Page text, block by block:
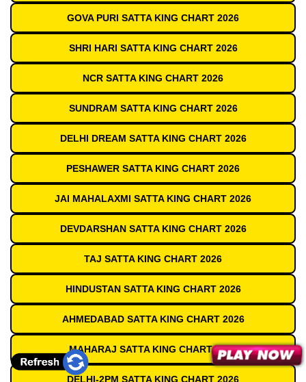
GOVA PURI SATTA KING CHART 2026
SHRI HARI SATTA KING CHART 2026
NCR SATTA KING CHART 2026
SUNDRAM SATTA KING CHART 2026
DELHI DREAM SATTA KING CHART 2026
PESHAWER SATTA KING CHART 2026
JAI MAHALAXMI SATTA KING CHART 2026
DEVDARSHAN SATTA KING CHART 2026
TAJ SATTA KING CHART 2026
HINDUSTAN SATTA KING CHART 2026
AHMEDABAD SATTA KING CHART 2026
MAHARAJ SATTA KING CHART 2026
DELHI-2PM SATTA KING CHART 2026